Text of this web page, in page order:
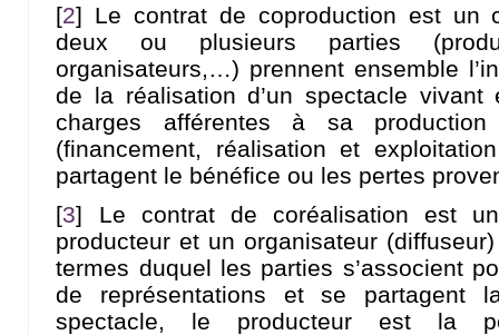
[2] Le contrat de coproduction est un
deux ou plusieurs parties
organisateurs,…) prennent ensemble
de la réalisation d’un spectacle
charges afférentes à sa
(financement, réalisation et
partagent le bénéfice ou les pertes
[3] Le contrat de coréalisation est
producteur et un organisateur
termes duquel les parties s’associent
de représentations et se partagent
spectacle, le producteur est la